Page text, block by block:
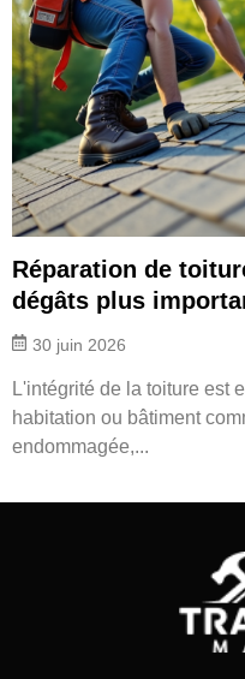
Réparation de
dégâts plus
30 juin 2026
L'intégrité de la toiture est
habitation ou bâtiment
endommagée,...